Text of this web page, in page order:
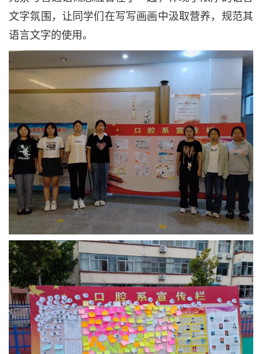
文字氛围，让同学们在写写画画中汲取营养，规范其
语言文字的使用。